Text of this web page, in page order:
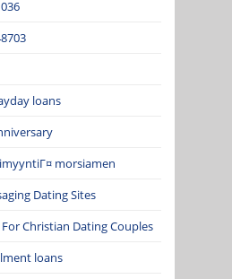
loans
morsiamen
Dating Sites
Christian Dating Couples
loans